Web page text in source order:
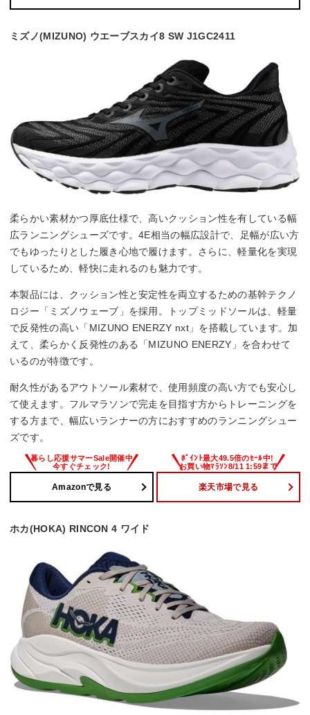
ミズノ(MIZUNO) ウエーブスカイ8 SW J1GC2411
柔らかい素材かつ厚底仕様で、高いクッション性を有している幅
広ランニングシューズです。4E相当の幅広設計で、足幅が広い方
でもゆったりとした履き心地で履けます。さらに、軽量化を実現
しているため、軽快に走れるのも魅力です。
本製品には、クッション性と安定性を両立するための基幹テクノ
ロジー「ミズノウェーブ」を採用。トップミッドソールは、軽量
で反発性の高い「MIZUNO ENERZY nxt」を搭載しています。加
えて、柔らかく反発性のある「MIZUNO ENERZY」を合わせて
いるのが特徴です。
耐久性があるアウトソール素材で、使用頻度の高い方でも安心し
て使えます。フルマラソンで完走を目指す方からトレーニングを
する方まで、幅広いランナーの方におすすめのランニングシュー
ズです。
Amazonで見る 楽天市場で見る
ホカ(HOKA) RINCON 4 ワイド